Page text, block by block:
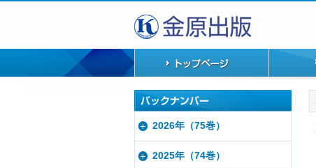
2026年（75巻）
2025年（74巻）